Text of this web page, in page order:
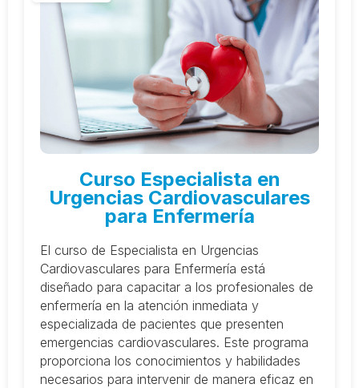
Curso Especialista en
Urgencias Cardiovasculares
para Enfermería
El curso de Especialista en Urgencias
Cardiovasculares para Enfermería está
diseñado para capacitar a los profesionales de
enfermería en la atención inmediata y
especializada de pacientes que presenten
emergencias cardiovasculares. Este programa
proporciona los conocimientos y habilidades
necesarios para intervenir de manera eficaz en